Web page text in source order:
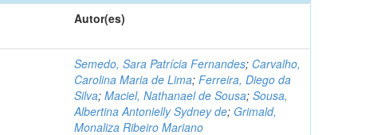
Autor(es)
Semedo, Sara Patrícia Fernandes; Carvalho,
Carolina Maria de Lima;Ferreira, Diego da
Silva;Maciel, Nathanael de Sousa;Sousa,
Albertina Antonielly Sydney de; Grimald,
Monaliza Ribeiro Mariano